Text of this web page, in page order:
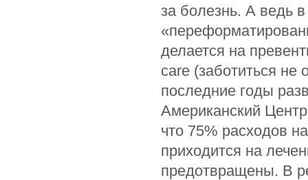
за болезнь. А ведь
делается на
care (заботиться не
последние годы
Американский
что 75% расходов
приходится на
предотвращены. В